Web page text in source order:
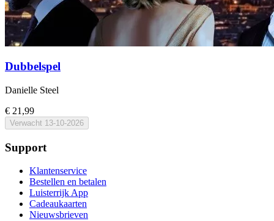
Dubbelspel
Danielle Steel
€ 21,99
Verwacht 13-10-2026
Support
Klantenservice
Bestellen en betalen
Luisterrijk App
Cadeaukaarten
Nieuwsbrieven